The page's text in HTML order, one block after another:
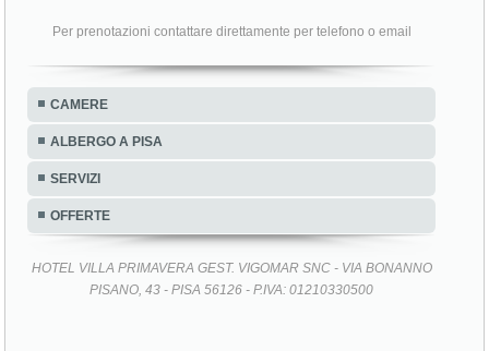
Per prenotazioni contattare direttamente per telefono o email
CAMERE
ALBERGO A PISA
SERVIZI
OFFERTE
HOTEL VILLA PRIMAVERA GEST. VIGOMAR SNC - VIA BONANNO
PISANO, 43 - PISA 56126 - P.IVA: 01210330500